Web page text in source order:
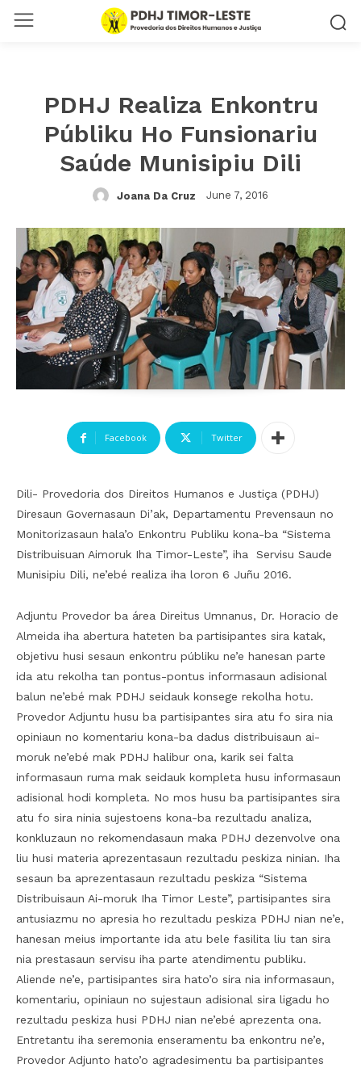
PDHJ Realiza Enkontru
Públiku Ho Funsionariu
Saúde Munisipiu Dili
Joana Da Cruz June 7, 2016
Facebook Twitter
Dili- Provedoria dos Direitos Humanos e Justiça (PDHJ)
Diresaun Governasaun Di’ak, Departamentu Prevensaun no
Monitorizasaun hala’o Enkontru Publiku kona-ba “Sistema
Distribuisuan Aimoruk Iha Timor-Leste”, iha Servisu Saude
Munisipiu Dili, ne’ebé realiza iha loron 6 Juñu 2016.
Adjuntu Provedor ba área Direitus Umnanus, Dr. Horacio de
Almeida iha abertura hateten ba partisipantes sira katak,
objetivu husi sesaun enkontru públiku ne’e hanesan parte
ida atu rekolha tan pontus-pontus informasaun adisional
balun ne’ebé mak PDHJ seidauk konsege rekolha hotu.
Provedor Adjuntu husu ba partisipantes sira atu fo sira nia
opiniaun no komentariu kona-ba dadus distribuisaun ai-
moruk ne’ebé mak PDHJ halibur ona, karik sei falta
informasaun ruma mak seidauk kompleta husu informasaun
adisional hodi kompleta. No mos husu ba partisipantes sira
atu fo sira ninia sujestoens kona-ba rezultadu analiza,
konkluzaun no rekomendasaun maka PDHJ dezenvolve ona
liu husi materia aprezentasaun rezultadu peskiza ninian. Iha
sesaun ba aprezentasaun rezultadu peskiza “Sistema
Distribuisaun Ai-moruk Iha Timor Leste”, partisipantes sira
antusiazmu no apresia ho rezultadu peskiza PDHJ nian ne’e,
hanesan meius importante ida atu bele fasilita liu tan sira
nia prestasaun servisu iha parte atendimentu publiku.
Aliende ne’e, partisipantes sira hato’o sira nia informasaun,
komentariu, opiniaun no sujestaun adisional sira ligadu ho
rezultadu peskiza husi PDHJ nian ne’ebé aprezenta ona.
Entretantu iha seremonia enseramentu ba enkontru ne’e,
Provedor Adjunto hato’o agradesimentu ba partisipantes